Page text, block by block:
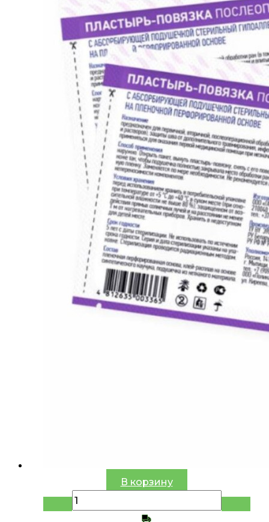
В корзину